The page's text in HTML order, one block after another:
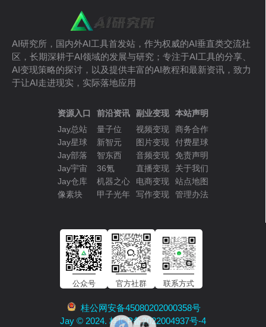
AI研究所，国内外AI工具首发站，作为权威的AI垂直类交流社
区，长期深耕于AI领域的发展与研究；专注于AI工具的分享、
AI变现策略的探讨，以及提供丰富的AI教程和最新资讯，致力
于让AI走进现实，实际落地应用
资源入口
Jay总站
Jay星球
Jay部落
Jay宇宙
Jay仓库
像素块
前沿资讯
量子位
新智元
智东西
36氪
机器之心
甲子光年
副业变现
视频变现
图片变现
音频变现
直播变现
电商变现
写作变现
本站声明
商务合作
付费星球
免责声明
关于我们
站点地图
管理办法
公众号 官方社群 联系方式
桂公网安备45080202000358号
Jay © 2024. 桂ICP备2022004937号-4